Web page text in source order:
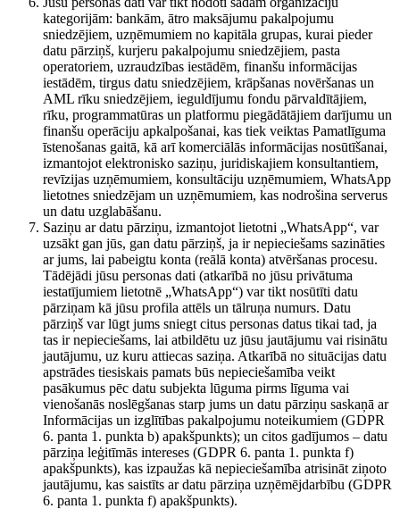
kategorijām: bankām, ātro maksājumu pakalpojumu
sniedzējiem, uzņēmumiem no kapitāla grupas, kurai pieder
datu pārziņš, kurjeru pakalpojumu sniedzējiem, pasta
operatoriem, uzraudzības iestādēm, finanšu informācijas
iestādēm, tirgus datu sniedzējiem, krāpšanas novēršanas un
AML rīku sniedzējiem, ieguldījumu fondu pārvaldītājiem,
rīku, programmatūras un platformu piegādātājiem darījumu un
finanšu operāciju apkalpošanai, kas tiek veiktas Pamatlīguma
īstenošanas gaitā, kā arī komerciālās informācijas nosūtīšanai,
izmantojot elektronisko saziņu, juridiskajiem konsultantiem,
revīzijas uzņēmumiem, konsultāciju uzņēmumiem, WhatsApp
lietotnes sniedzējam un uzņēmumiem, kas nodrošina serverus
un datu uzglabāšanu.
Saziņu ar datu pārziņu, izmantojot lietotni „WhatsApp“, var
uzsākt gan jūs, gan datu pārziņš, ja ir nepieciešams sazināties
ar jums, lai pabeigtu konta (reālā konta) atvēršanas procesu.
Tādējādi jūsu personas dati (atkarībā no jūsu privātuma
iestatījumiem lietotnē „WhatsApp“) var tikt nosūtīti datu
pārziņam kā jūsu profila attēls un tālruņa numurs. Datu
pārziņš var lūgt jums sniegt citus personas datus tikai tad, ja
tas ir nepieciešams, lai atbildētu uz jūsu jautājumu vai risinātu
jautājumu, uz kuru attiecas saziņa. Atkarībā no situācijas datu
apstrādes tiesiskais pamats būs nepieciešamība veikt
pasākumus pēc datu subjekta lūguma pirms līguma vai
vienošanās noslēgšanas starp jums un datu pārziņu saskaņā ar
Informācijas un izglītības pakalpojumu noteikumiem (GDPR
6. panta 1. punkta b) apakšpunkts); un citos gadījumos – datu
pārziņa leģitīmās intereses (GDPR 6. panta 1. punkta f)
apakšpunkts), kas izpaužas kā nepieciešamība atrisināt ziņoto
jautājumu, kas saistīts ar datu pārziņa uzņēmējdarbību (GDPR
6. panta 1. punkta f) apakšpunkts).